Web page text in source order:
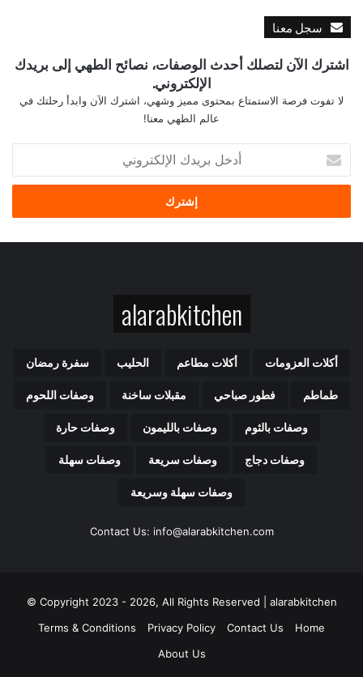
سجل معنا
اشترك الآن لتصلك أحدث الوصفات، نصائح الطهي إلى بريدك
الإلكتروني.
لا تفوت فرصة الاستمتاع بمحتوى مميز وشهي، اشترك الآن وابدأ رحلتك في
عالم الطهي معنا!
خ
ب
alarabkitchen
أكلات العزومات أكلات مطاعم الحليب سفرة رمضان
طماطم فطور صباحي مقبلات ساخنة وصفات اللحوم
وصفات بالثوم وصفات بالليمون وصفات حارة
وصفات دجاج وصفات سريعة وصفات سهلة
وصفات سهلة وسريعة
Contact Us: info@alarabkitchen.com
Copyright 2023 - 2026, All Rights Reserved | alarabkitchen ©
Home
Contact Us
Privacy Policy
Terms & Conditions
About Us